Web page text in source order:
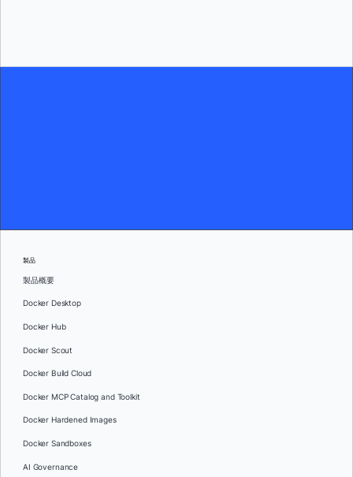
製品
製品概要
Docker Desktop
Docker Hub
Docker Scout
Docker Build Cloud
Docker MCP Catalog and Toolkit
Docker Hardened Images
Docker Sandboxes
AI Governance